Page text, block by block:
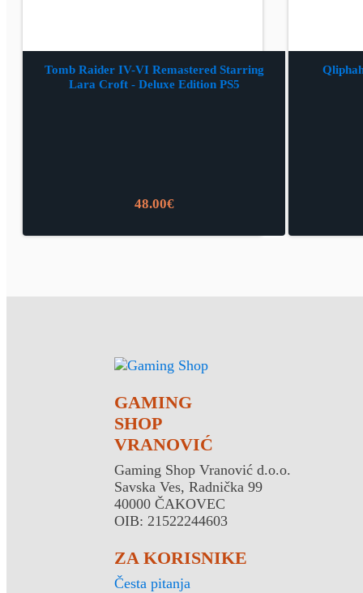
Tomb Raider IV-VI Remastered Starring
Lara Croft - Deluxe Edition PS5
48.00€
GAMING
SHOP
VRANOVIĆ
Gaming Shop Vranović d.o.o.
Savska Ves, Radnička 99
40000 ČAKOVEC
OIB: 21522244603
ZA KORISNIKE
Česta pitanja